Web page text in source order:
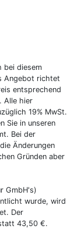
bei diesem
Angebot richtet
entsprechend
Alle hier
19% MwSt.
Sie in unseren
Bei der
Änderungen
Gründen aber
GmbH's)
wurde, wird
Der
43,50 €.